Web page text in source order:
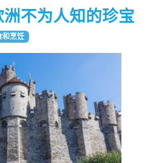
不为人知的珍宝
和烹饪